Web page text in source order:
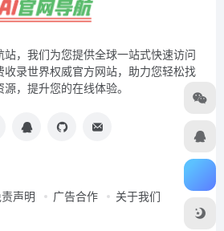
，我们为您提供全球一站式快速访问
收录世界权威官方网站，助力您轻松找
源，提升您的在线体验。
声明 广告合作 关于我们